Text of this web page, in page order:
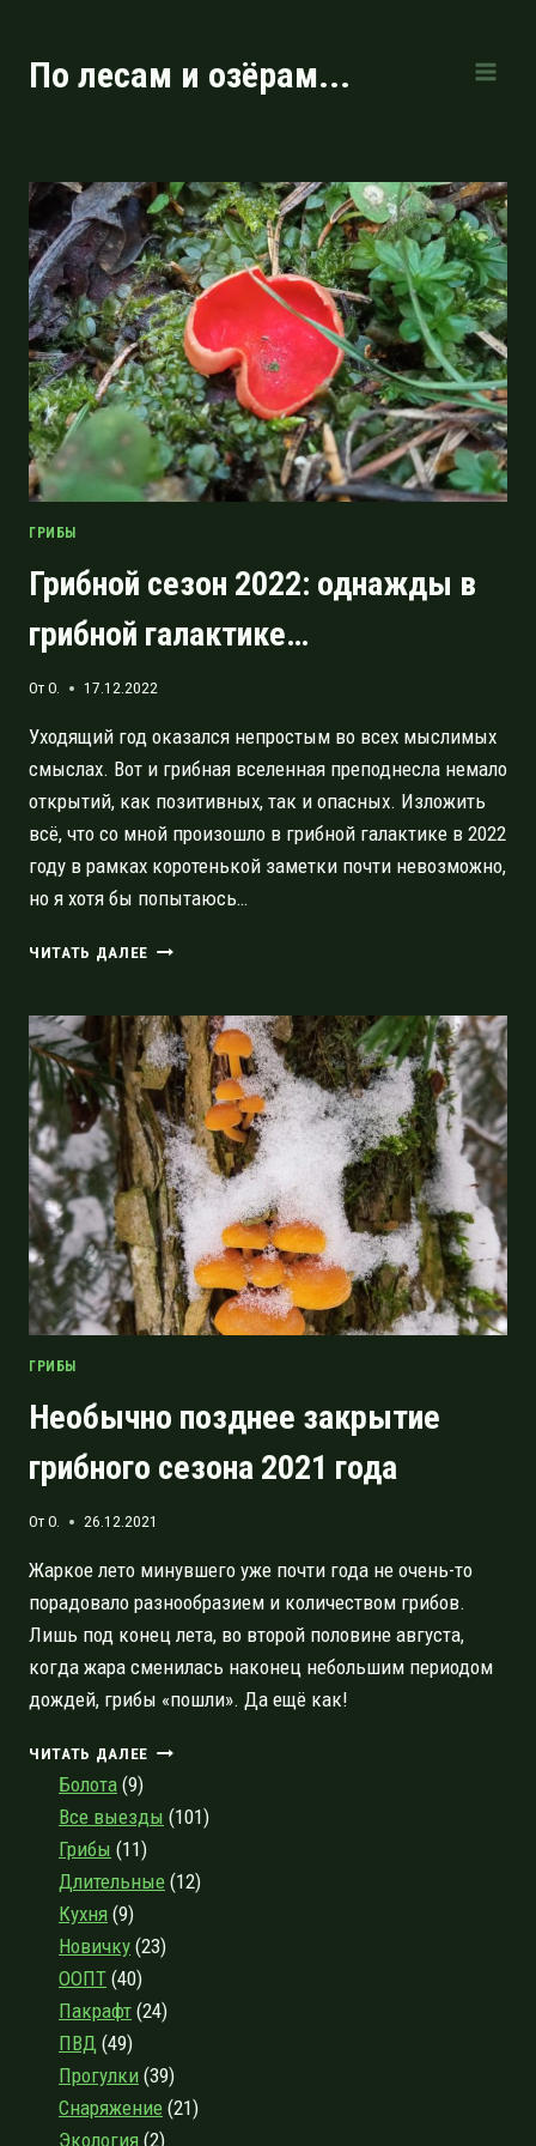
содержимому
По лесам и озёрам...
ГРИБЫ
Грибной сезон 2022: однажды в
грибной галактике…
ОтO. 17.12.2022
Уходящий год оказался непростым во всех мыслимых
смыслах. Вот и грибная вселенная преподнесла немало
открытий, как позитивных, так и опасных. Изложить
всё, что со мной произошло в грибной галактике в 2022
году в рамках коротенькой заметки почти невозможно,
но я хотя бы попытаюсь…
ЧИТАТЬ ДАЛЕЕ ГРИБНОЙ
ОДНАЖДЫ
В
ГРИБНОЙ
ГАЛАКТИКЕ…
ГРИБЫ
Необычно позднее закрытие
грибного сезона 2021 года
ОтO. 26.12.2021
Жаркое лето минувшего уже почти года не очень-то
порадовало разнообразием и количеством грибов.
Лишь под конец лета, во второй половине августа,
когда жара сменилась наконец небольшим периодом
дождей, грибы «пошли». Да ещё как!
ЧИТАТЬ ДАЛЕЕ НЕОБЫЧНО
ГРИБНОГО
2021
ГОДА
Болота (9)
Все выезды (101)
Грибы (11)
Длительные (12)
Кухня (9)
Новичку (23)
ООПТ (40)
Пакрафт (24)
ПВД (49)
Прогулки (39)
Снаряжение (21)
Экология (2)